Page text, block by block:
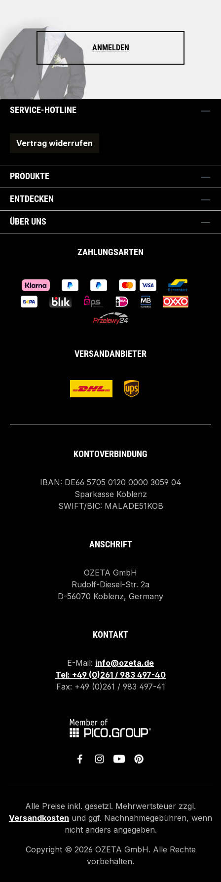
ANMELDEN
SERVICE-HOTLINE
Vertrag widerrufen
PRODUKTE
ENTDECKEN
ÜBER UNS
ZAHLUNGSARTEN
VERSANDANBIETER
KONTOVERBINDUNG
IBAN: DE66 5705 0120 0000 3059 04
Sparkasse Koblenz
SWIFT/BIC: MALADE51KOB
ANSCHRIFT
OZETA GmbH
Rudolf-Diesel-Str. 2a
D-56070 Koblenz, Germany
KONTAKT
E-Mail: info@ozeta.de
Tel: +49 (0)261 / 983 497-40
Fax: +49 (0)261 / 983 497-41
Alle Preise inkl. gesetzl. Mehrwertsteuer zzgl.
Versandkosten und ggf. Nachnahmegebühren, wenn
nicht anders angegeben.
Copyright © 2026 OZETA GmbH. Alle Rechte
vorbehalten.